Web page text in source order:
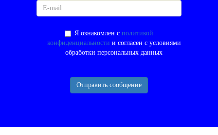
Я ознакомлен с политикой
конфиденциальности и согласен с условиями
обработки персональных данных
Отправить сообщение